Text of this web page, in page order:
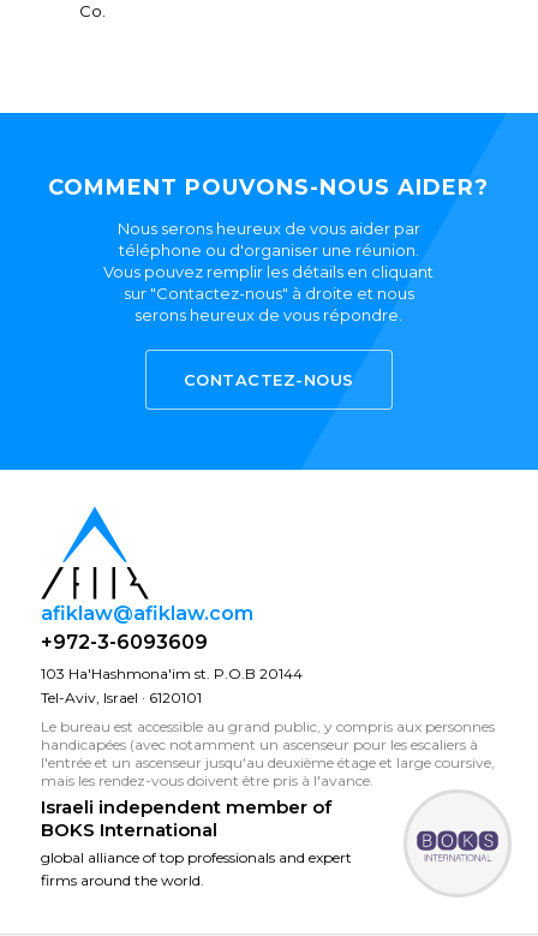
Co.
COMMENT POUVONS-NOUS AIDER?
Nous serons heureux de vous aider par
téléphone ou d'organiser une réunion.
Vous pouvez remplir les détails en cliquant
sur "Contactez-nous" à droite et nous
serons heureux de vous répondre.
CONTACTEZ-NOUS
afiklaw@afiklaw.com
+972-3-6093609
103 Ha'Hashmona'im st. P.O.B 20144
Tel-Aviv, Israel · 6120101
Le bureau est accessible au grand public, y compris aux personnes
handicapées (avec notamment un ascenseur pour les escaliers à
l'entrée et un ascenseur jusqu'au deuxième étage et large coursive,
mais les rendez-vous doivent être pris à l'avance.
Israeli independent member of
BOKS International
global alliance of top professionals and expert
firms around the world.